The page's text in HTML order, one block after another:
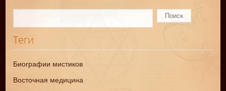
Теги
Биографии мистиков
Восточная медицина